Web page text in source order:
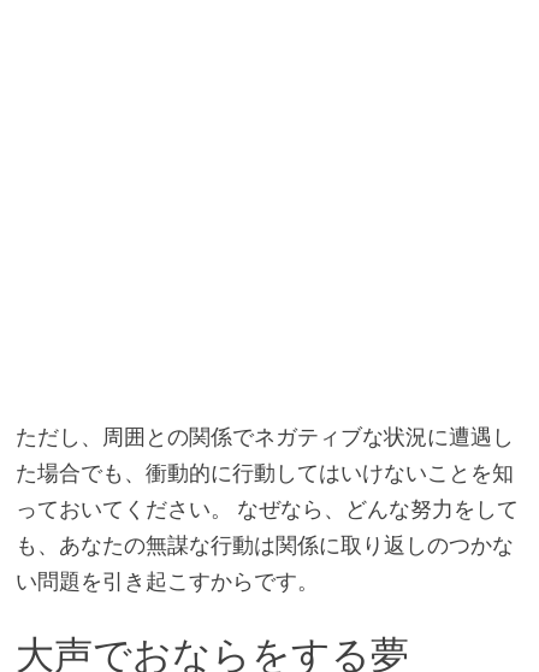
ただし、周囲との関係でネガティブな状況に遭遇し
た場合でも、衝動的に行動してはいけないことを知
っておいてください。 なぜなら、どんな努力をして
も、あなたの無謀な行動は関係に取り返しのつかな
い問題を引き起こすからです。
大声でおならをする夢